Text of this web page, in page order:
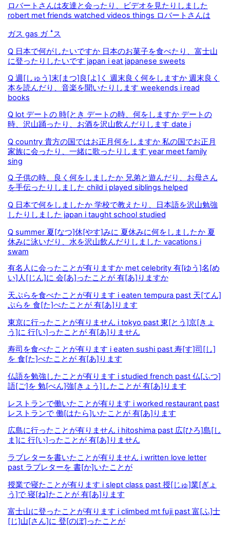
ロバートさんは友達と会ったり、ビデオを見たりしました
robert met friends watched videos things ロバートさんは
ガス gas ガ ꜜス
Q 日本で何がしたいですか 日本のお菓子を食べたり、富士山
に登ったりしたいです japan i eat japanese sweets
Q 週[しゅう]末[まつ]良[よ]く 週末良く何をしますか 週末良く
本を読んだり、音楽を聞いたりします weekends i read
books
Q lot デートの 時[とき デートの時、何をしますか デートの
時、沢山踊ったり、お酒を沢山飲んだりします date i
Q country 貴方の国ではお正月何をしますか 私の国でお正月
家族に会ったり、一緒に歌ったりします year meet family
sing
Q 子供の時、良く何をしましたか 兄弟と遊んだり、お母さん
を手伝ったりしました child i played siblings helped
Q 日本で何をしましたか 学校で教えたり、日本語を沢山勉強
したりしました japan i taught school studied
Q summer 夏[なつ]休[やす]みに 夏休みに何をしましたか 夏
休みに泳いだり、水を沢山飲んだりしました vacations i
swam
有名人に会ったことが有りますか met celebrity 有[ゆう]名[め
い]人[じん]に 会[あ]ったことが 有[あ]りますか
天ぷらを食べたことが有ります i eaten tempura past 天[てん]
ぷらを 食[た]べたことが 有[あ]ります
東京に行ったことが有りません i tokyo past 東[とう]京[きょ
う]に 行[い]ったことが 有[あ]りません
寿司を食べたことが有ります i eaten sushi past 寿[す]司[し]
を 食[た]べたことが 有[あ]ります
仏語を勉強したことが有ります i studied french past 仏[ふつ]
語[ご]を 勉[べん]強[きょう]したことが 有[あ]ります
レストランで働いたことが有ります i worked restaurant past
レストランで 働[はたら]いたことが 有[あ]ります
広島に行ったことが有りません i hitoshima past 広[ひろ]島[し
ま]に 行[い]ったことが 有[あ]りません
ラブレターを書いたことが有りません i written love letter
past ラブレターを 書[か]いたことが
授業で寝たことが有ります i slept class past 授[じゅ]業[ぎょ
う]で 寝[ね]たことが 有[あ]ります
富士山に登ったことが有ります i climbed mt fuji past 富[ふ]士
[じ]山[さん]に 登[のぼ]ったことが